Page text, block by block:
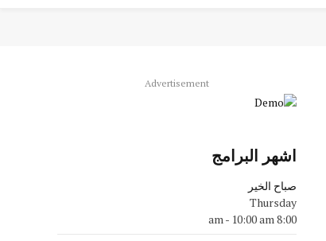
Advertisement
اشهر البرامج
صباح الخير
Thursday
8:00 am
- 10:00 am